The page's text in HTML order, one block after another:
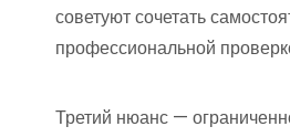
советуют сочетать
профессиональной
Третий нюанс —